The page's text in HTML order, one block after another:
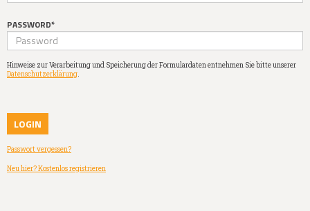
PASSWORD*
Hinweise zur Verarbeitung und Speicherung der Formulardaten entnehmen Sie bitte unserer
Datenschutzerklärung.
Passwort vergessen?
Neu hier? Kostenlos registrieren